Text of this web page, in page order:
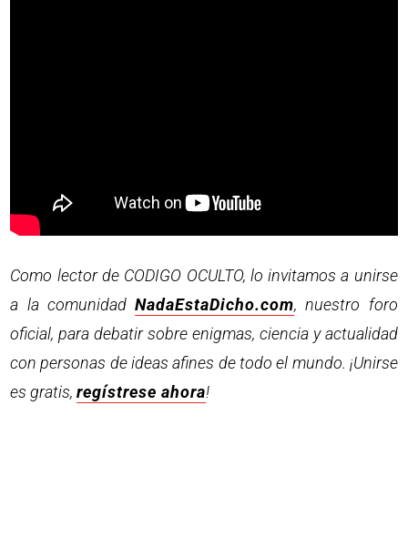
Como lector de CODIGO OCULTO, lo invitamos a unirse
a la comunidadNadaEstaDicho.com, nuestro foro
oficial, para debatir sobre enigmas, ciencia y actualidad
con personas de ideas afines de todo el mundo. ¡Unirse
es gratis,regístrese ahora!